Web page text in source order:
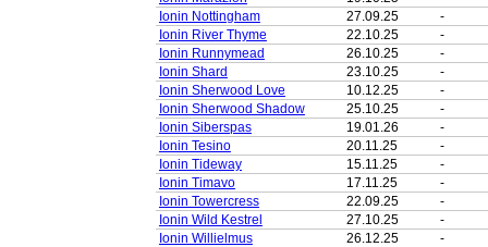
Ionin Nottingham
27.09.25
-
Ionin River Thyme
22.10.25
-
Ionin Runnymead
26.10.25
-
Ionin Shard
23.10.25
-
Ionin Sherwood Love
10.12.25
-
Ionin Sherwood Shadow
25.10.25
-
Ionin Siberspas
19.01.26
-
Ionin Tesino
20.11.25
-
Ionin Tideway
15.11.25
-
Ionin Timavo
17.11.25
-
Ionin Towercress
22.09.25
-
Ionin Wild Kestrel
27.10.25
-
Ionin Willielmus
26.12.25
-